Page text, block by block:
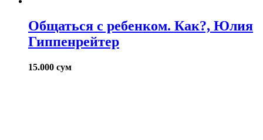
Общаться с ребенком. Как?, Юлия
Гиппенрейтер
15.000 сум